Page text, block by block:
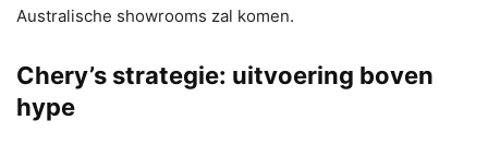
Australische showrooms zal komen.
Chery’s strategie: uitvoering boven
hype